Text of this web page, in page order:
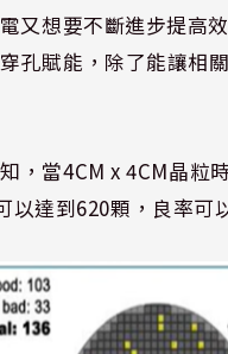
又想要不斷進步提高
孔賦能，除了能讓相
，當4CM x 4CM晶粒
以達到620顆，良率可